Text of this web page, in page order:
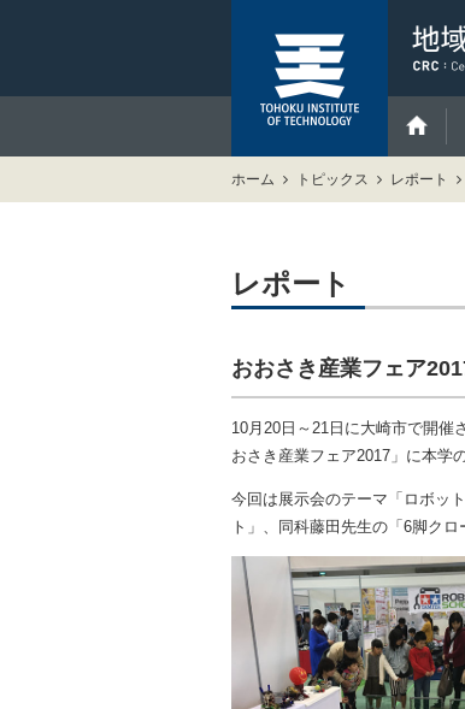
ホーム トピックス レポート
レポート
おおさき産業フェア
10月20日～21日に大崎市で開催
おさき産業フェア2017」に本学
今回は展示会のテーマ「ロボッ
ト」、同科藤田先生の「6脚ク